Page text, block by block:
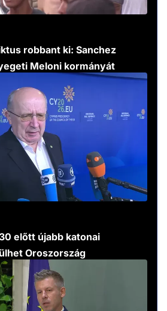
robbant ki: Sanchez
Meloni kormányát
előtt újabb katonai
Oroszország